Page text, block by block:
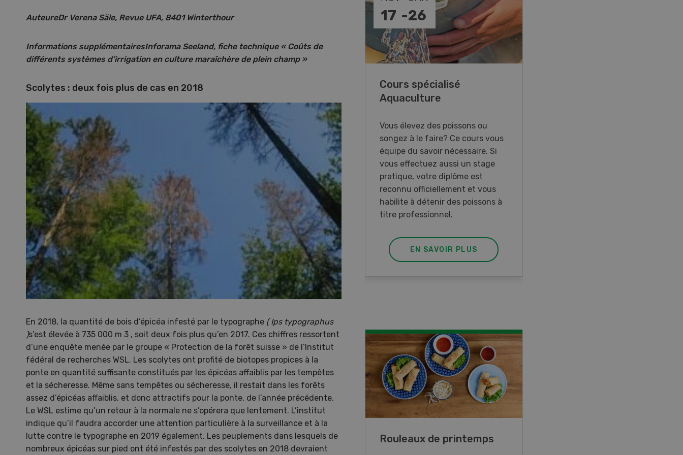
AuteureDr Verena Säle, Revue UFA, 8401 Winterthour
Informations supplémentairesInforama Seeland, fiche technique « Coûts de
différents systèmes d’irrigation en culture maraîchère de plein champ »
Scolytes : deux fois plus de cas en 2018
En 2018, la quantité de bois d’épicéa infesté par le typographe ( Ips typographus
)s’est élevée à 735 000 m 3 , soit deux fois plus qu’en 2017. Ces chiffres ressortent
d’une enquête menée par le groupe « Protection de la forêt suisse » de l’Institut
fédéral de recherches WSL. Les scolytes ont profité de biotopes propices à la
ponte en quantité suffisante constitués par les épicéas affaiblis par les tempêtes
et la sécheresse. Même sans tempêtes ou sécheresse, il restait dans les forêts
assez d’épicéas affaiblis, et donc attractifs pour la ponte, de l’année précédente.
Le WSL estime qu’un retour à la normale ne s’opérera que lentement. L’institut
indique qu’il faudra accorder une attention particulière à la surveillance et à la
lutte contre le typographe en 2019 également. Les peuplements dans lesquels de
nombreux épicéas sur pied ont été infestés par des scolytes en 2018 devraient
08-31
Une exposition immersive
consacrée aux femmes du
monde agricole en Suisse
romande.
EN SAVOIR PLUS
17 -26
Cours spécialisé
Aquaculture
Vous élevez des poissons ou
songez à le faire? Ce cours vous
équipe du savoir nécessaire. Si
vous effectuez aussi un stage
pratique, votre diplôme est
reconnu officiellement et vous
habilite à détenir des poissons à
titre professionnel.
EN SAVOIR PLUS
Galettes de lupin Rouleaux de printemps